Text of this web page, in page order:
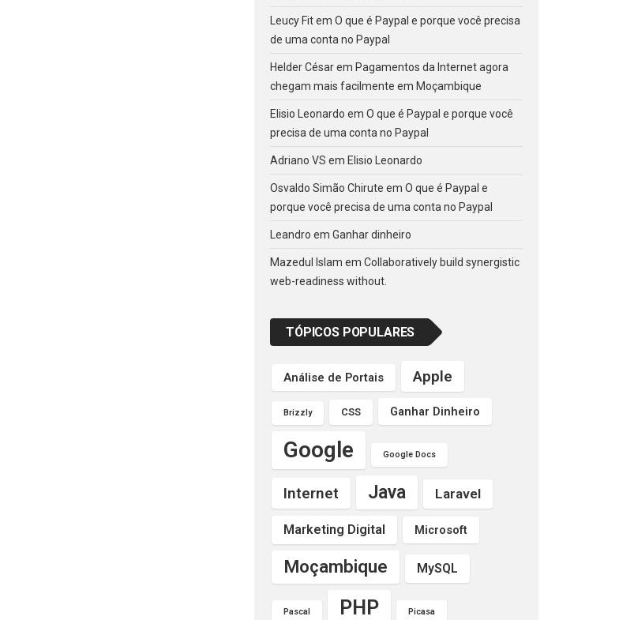
Leucy Fitem O que é Paypal e porque você precisa
de uma conta no Paypal
Helder Césarem Pagamentos da Internet agora
chegam mais facilmente em Moçambique
Elisio Leonardo em O que é Paypal e porque você
precisa de uma conta no Paypal
Adriano VS em Elisio Leonardo
Osvaldo Simão Chirute em O que é Paypal e
porque você precisa de uma conta no Paypal
Leandro em Ganhar dinheiro
Mazedul Islam em Collaboratively build synergistic
web-readiness without.
TÓPICOS POPULARES
Análise de Portais Apple
Brizzly CSS Ganhar Dinheiro
Google Google Docs
Internet Java Laravel
Marketing Digital Microsoft
Moçambique MySQL
Pascal PHP Picasa